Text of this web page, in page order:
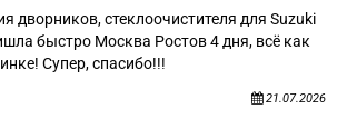
дворников, стеклоочистителя для Suzuki
быстро Москва Ростов 4 дня, всё как
Супер, спасибо!!!
21.07.2026